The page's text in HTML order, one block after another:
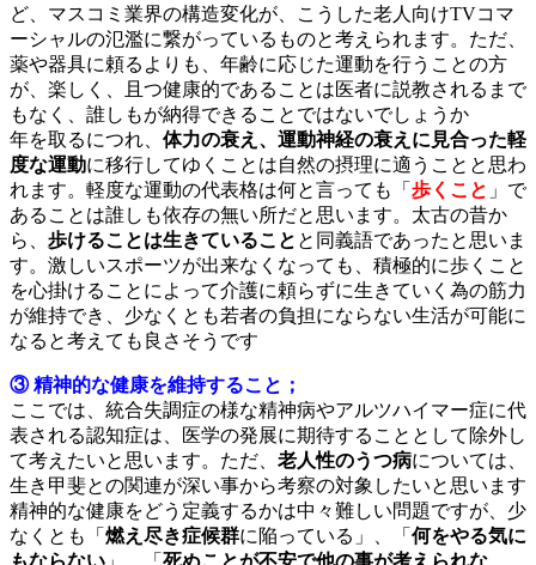
ど、マスコミ業界の構造変化が、こうした老人向けTVコマ
ーシャルの氾濫に繋がっているものと考えられます。ただ、
薬や器具に頼るよりも、年齢に応じた運動を行うことの方
が、楽しく、且つ健康的であることは医者に説教されるまで
もなく、誰しもが納得できることではないでしょうか
年を取るにつれ、 体力の衰え、運動神経の衰えに見合った軽
度な運動に移行してゆくことは自然の摂理に適うことと思わ
れます。軽度な運動の代表格は何と言っても「 歩くこと 」で
あることは誰しも依存の無い所だと思います。太古の昔か
ら、 歩けることは生きていること と同義語であったと思いま
す。激しいスポーツが出来なくなっても、積極的に歩くこと
を心掛けることによって介護に頼らずに生きていく為の筋力
が維持でき、少なくとも若者の負担にならない生活が可能に
なると考えても良さそうです
③ 精神的な健康を維持すること；
ここでは、統合失調症の様な精神病やアルツハイマー症に代
表される認知症は、医学の発展に期待することとして除外し
て考えたいと思います。ただ、 老人性のうつ病については、
生き甲斐との関連が深い事から考察の対象したいと思います
精神的な健康をどう定義するかは中々難しい問題ですが、少
なくとも「 燃え尽き症候群に陥っている」、「 何をやる気に
もならない 」、「 死ぬことが不安で他の事が考えられな